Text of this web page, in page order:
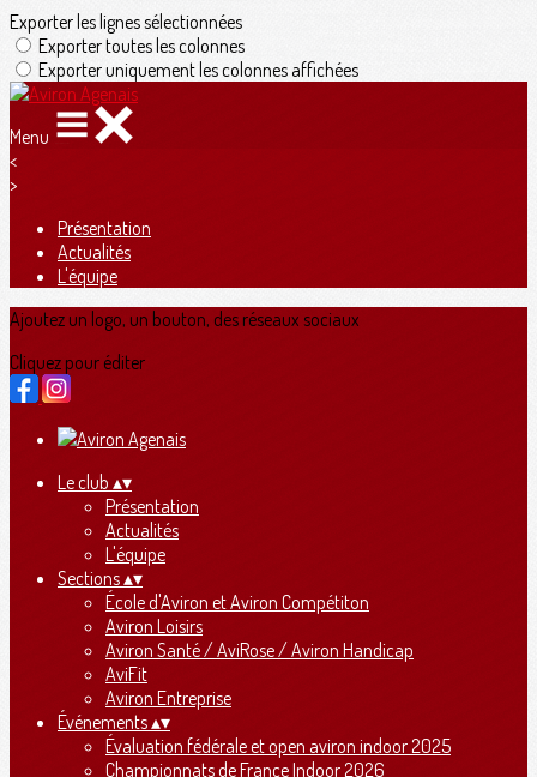
Exporter les lignes sélectionnées
Exporter toutes les colonnes
Exporter uniquement les colonnes affichées
Menu
<
>
Présentation
Actualités
L'équipe
Ajoutez un logo, un bouton, des réseaux sociaux
Cliquez pour éditer
Le club ▴▾
Présentation
Actualités
L'équipe
Sections▴▾
École d'Aviron et Aviron Compétiton
Aviron Loisirs
Aviron Santé / AviRose / Aviron Handicap
AviFit
Aviron Entreprise
Événements▴▾
Évaluation fédérale et open aviron indoor 2025
Championnats de France Indoor 2026